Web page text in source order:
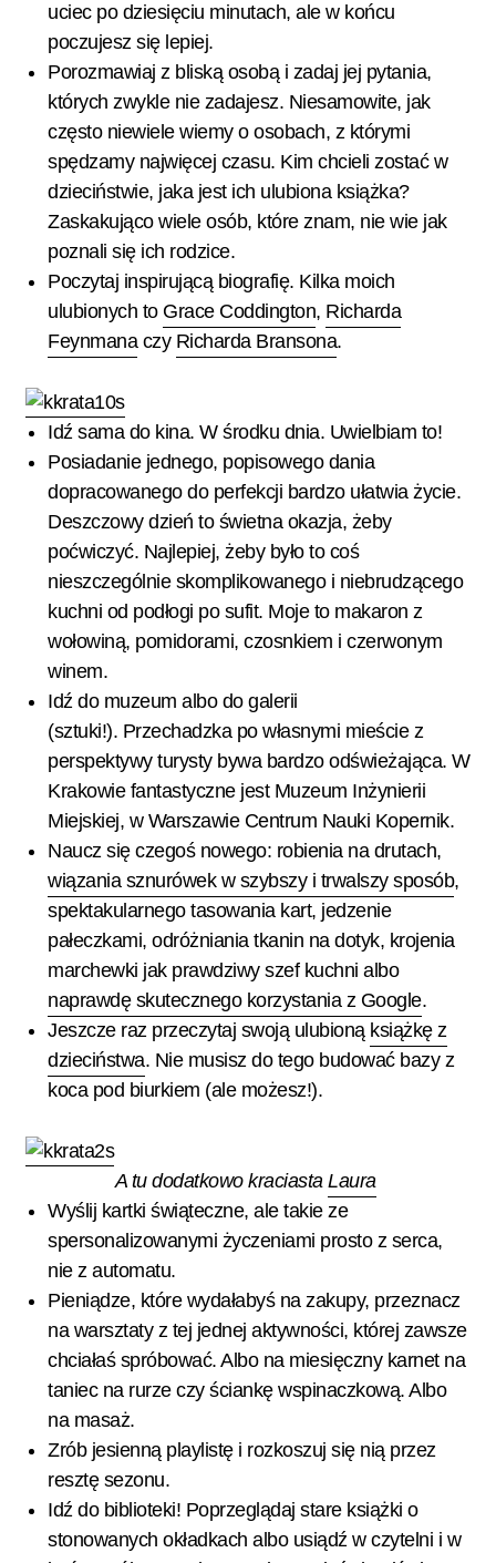
uciec po dziesięciu minutach, ale w końcu
poczujesz się lepiej.
Porozmawiaj z bliską osobą i zadaj jej pytania,
których zwykle nie zadajesz. Niesamowite, jak
często niewiele wiemy o osobach, z którymi
spędzamy najwięcej czasu. Kim chcieli zostać w
dzieciństwie, jaka jest ich ulubiona książka?
Zaskakująco wiele osób, które znam, nie wie jak
poznali się ich rodzice.
Poczytaj inspirującą biografię. Kilka moich
ulubionych to Grace Coddington, Richarda
Feynmanaczy Richarda Bransona.
Idź sama do kina. W środku dnia. Uwielbiam to!
Posiadanie jednego, popisowego dania
dopracowanego do perfekcji bardzo ułatwia życie.
Deszczowy dzień to świetna okazja, żeby
poćwiczyć. Najlepiej, żeby było to coś
nieszczególnie skomplikowanego i niebrudzącego
kuchni od podłogi po sufit. Moje to makaron z
wołowiną, pomidorami, czosnkiem i czerwonym
winem.
Idź do muzeum albo do galerii
(sztuki!). Przechadzka po własnymi mieście z
perspektywy turysty bywa bardzo odświeżająca. W
Krakowie fantastyczne jest Muzeum Inżynierii
Miejskiej, w Warszawie Centrum Nauki Kopernik.
Naucz się czegoś nowego: robienia na drutach,
wiązania sznurówek w szybszy i trwalszy sposób,
spektakularnego tasowania kart, jedzenie
pałeczkami, odróżniania tkanin na dotyk, krojenia
marchewki jak prawdziwy szef kuchni albo
naprawdę skutecznego korzystania z Google.
Jeszcze raz przeczytaj swoją ulubioną książkę z
dzieciństwa. Nie musisz do tego budować bazy z
koca pod biurkiem (ale możesz!).
A tu dodatkowo kraciastaLaura
Wyślij kartki świąteczne, ale takie ze
spersonalizowanymi życzeniami prosto z serca,
nie z automatu.
Pieniądze, które wydałabyś na zakupy, przeznacz
na warsztaty z tej jednej aktywności, której zawsze
chciałaś spróbować. Albo na miesięczny karnet na
taniec na rurze czy ściankę wspinaczkową. Albo
na masaż.
Zrób jesienną playlistę i rozkoszuj się nią przez
resztę sezonu.
Idź do biblioteki! Poprzeglądaj stare książki o
stonowanych okładkach albo usiądź w czytelni i w